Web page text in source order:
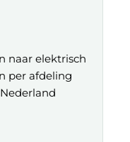
naar elektrisch
per afdeling